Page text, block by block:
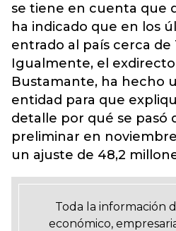
se tiene en cuenta que
ha indicado que en los
entrado al país cerca de
Igualmente, el
Bustamante, ha hecho
entidad para que
detalle por qué se pasó
preliminar en
un ajuste de 48,2
Toda la información
económico,